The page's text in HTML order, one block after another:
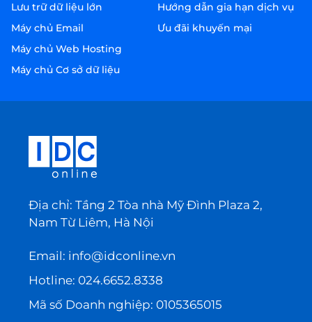
Lưu trữ dữ liệu lớn
Máy chủ Email
Máy chủ Web Hosting
Máy chủ Cơ sở dữ liệu
Hướng dẫn gia hạn dịch vụ
Ưu đãi khuyến mại
Địa chỉ: Tầng 2 Tòa nhà Mỹ Đình Plaza 2,
Nam Từ Liêm, Hà Nội
Email: info@idconline.vn
Hotline: 024.6652.8338
Mã số Doanh nghiệp: 0105365015